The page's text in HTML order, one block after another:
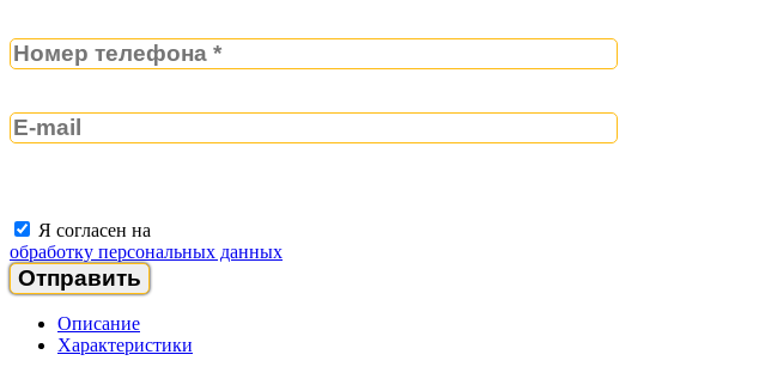
Я согласен на
обработку персональных данных
Описание
Характеристики